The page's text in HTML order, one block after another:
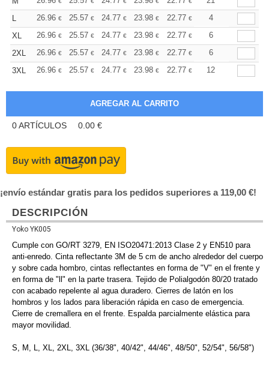
L
26.96 € 25.57 € 24.77 € 23.98 € 22.77 € 22.18
4
XL
26.96 € 25.57 € 24.77 € 23.98 € 22.77 € 22.18
6
2XL
26.96 € 25.57 € 24.77 € 23.98 € 22.77 € 22.18
6
3XL
26.96 € 25.57 € 24.77 € 23.98 € 22.77 € 22.18
12
0ARTÍCULOS 0.00 €
¡envío estándar gratis para los pedidos superiores a 119,00 €!
DESCRIPCIÓN
Yoko YK005
Cumple con GO/RT 3279, EN ISO20471:2013 Clase 2 y EN510 para
anti-enredo. Cinta reflectante 3M de 5 cm de ancho alrededor del cuerpo
y sobre cada hombro, cintas reflectantes en forma de "V" en el frente y
en forma de "ll" en la parte trasera. Tejido de Polialgodón 80/20 tratado
con acabado repelente al agua duradero. Cierres de latón en los
hombros y los lados para liberación rápida en caso de emergencia.
Cierre de cremallera en el frente. Espalda parcialmente elástica para
mayor movilidad.
S, M, L, XL, 2XL, 3XL (36/38", 40/42", 44/46", 48/50", 52/54", 56/58")